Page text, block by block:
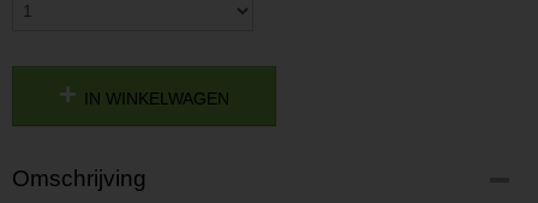
IN WINKELWAGEN
Omschrijving